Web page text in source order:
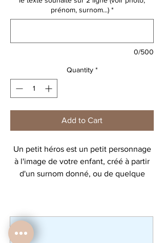
prénom, surnom...) *
0/500
Quantity *
Add to Cart
Un petit héros est un petit personnage
à l'image de votre enfant, créé à partir
d'un surnom donné, ou de quelque